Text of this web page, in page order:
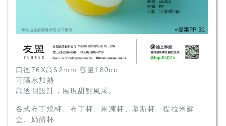
口徑76X高62mm 容量180cc
可隔水加熱
高透明設計，展現甜點風采。
各式布丁燒杯、布丁杯、果凍杯、慕斯杯、提拉米蘇
盒、奶酪杯